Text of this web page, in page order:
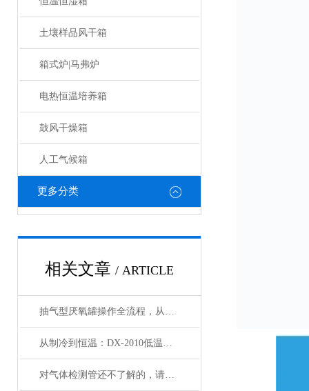
土壤样品风干箱
箱式炉|马弗炉
电热恒温培养箱
鼓风干燥箱
人工气候箱
更多分类
相关文章 / ARTICLE
抽气型厌氧罐操作全流程，从设备准备到微生物培养的标准化指南
从制冷到恒温：DX-2010低温恒温循环器的核心原理解析
对气体检测管还不了解的，请看这里！